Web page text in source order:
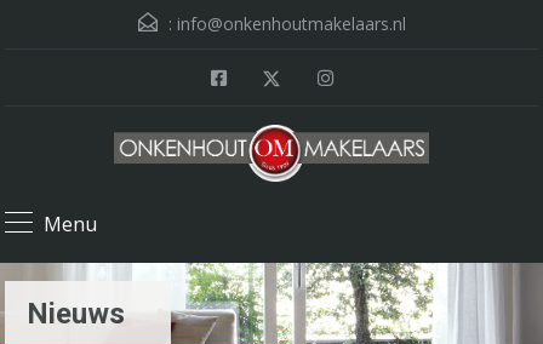
: info@onkenhoutmakelaars.nl
Menu
Nieuws